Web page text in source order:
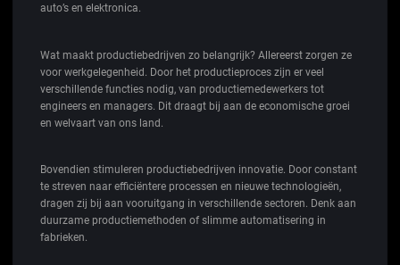
auto’s en elektronica.
Wat maakt productiebedrijven zo belangrijk? Allereerst zorgen ze
voor werkgelegenheid. Door het productieproces zijn er veel
verschillende functies nodig, van productiemedewerkers tot
engineers en managers. Dit draagt bij aan de economische groei
en welvaart van ons land.
Bovendien stimuleren productiebedrijven innovatie. Door constant
te streven naar efficiëntere processen en nieuwe technologieën,
dragen zij bij aan vooruitgang in verschillende sectoren. Denk aan
duurzame productiemethoden of slimme automatisering in
fabrieken.